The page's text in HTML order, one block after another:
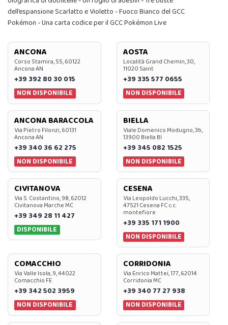
dell’espansione Scarlatto e Violetto - Fuoco Bianco del GCC
Pokémon - Una carta codice per il GCC Pokémon Live
ANCONA
Corso Stamira, 55, 60122
Ancona AN
+39 392 80 30 015
NON DISPONIBILE
AOSTA
Località Grand Chemin, 30,
11020 Saint
+39 335 577 0655
NON DISPONIBILE
ANCONA BARACCOLA
Via Pietro Filonzi, 60131
Ancona AN
+39 340 36 62 275
NON DISPONIBILE
BIELLA
Viale Domenico Modugno, 3b,
13900 Biella BI
+39 345 082 1525
NON DISPONIBILE
CIVITANOVA
Via S. Costantino, 98, 62012
Civitanova Marche MC
+39 349 28 11 427
DISPONIBILE
CESENA
Via Leopoldo Lucchi, 335,
47521 Cesena FC c.c.
montefiore
+39 335 171 1900
NON DISPONIBILE
COMACCHIO
Via Valle Isola, 9, 44022
Comacchio FE
+39 342 502 3959
NON DISPONIBILE
CORRIDONIA
Via Enrico Mattei, 177, 62014
Corridonia MC
+39 340 77 27 938
NON DISPONIBILE